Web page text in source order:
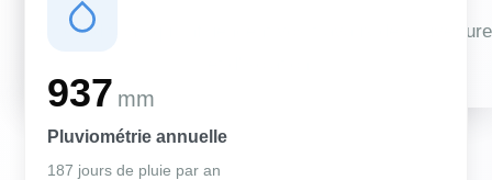
Des conditions qui influencent vos travaux de couverture
937 mm
Pluviométrie annuelle
187 jours de pluie par an